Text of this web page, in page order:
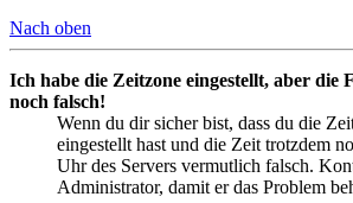
Nach oben
Ich habe die Zeitzone eingestellt, aber die
noch falsch!
Wenn du dir sicher bist, dass du die
eingestellt hast und die Zeit trotzdem
Uhr des Servers vermutlich falsch.
Administrator, damit er das Problem